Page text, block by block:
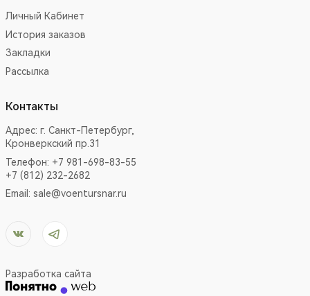
Личный Кабинет
История заказов
Закладки
Рассылка
Контакты
Адрес: г. Санкт-Петербург,
Кронверкский пр.31
Телефон: +7 981-698-83-55
+7 (812) 232-2682
Email: sale@voentursnar.ru
Разработка сайта